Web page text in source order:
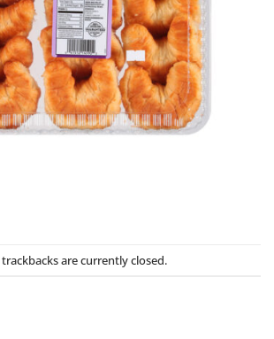
are currently closed.